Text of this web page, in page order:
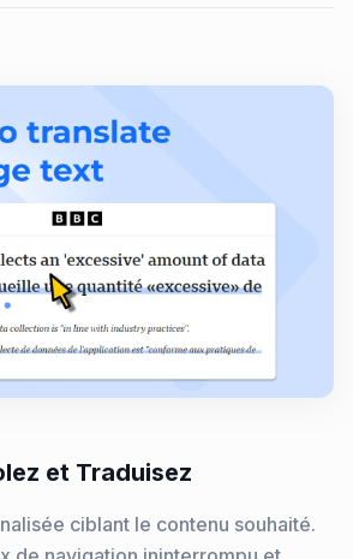
et Traduisez
ciblant le contenu souhaité.